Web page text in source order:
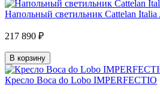
Напольный светильник Cattelan
217 890 ₽
В корзину
Кресло Boca do Lobo IMPERFECTIO